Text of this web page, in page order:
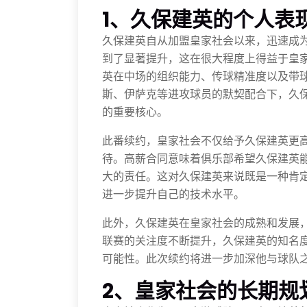
1、久保建英的个人表
久保建英自从加盟皇家社会以来，迅速成
到了显著提升，这在很大程度上得益于皇
英在中场的组织能力、传球精准度以及带
斯、伊萨克等进攻球员的默契配合下，久
的重要核心。
此番续约，皇家社会不仅给予久保建英更
待。高薪合同意味着俱乐部希望久保建英
大的责任。这对久保建英来说既是一种肯
进一步提升自己的技术水平。
此外，久保建英在皇家社会的成熟和发展
联赛的关注度不断提升，久保建英的知名
可能性。此次续约将进一步加深他与球队
2、皇家社会的长期规